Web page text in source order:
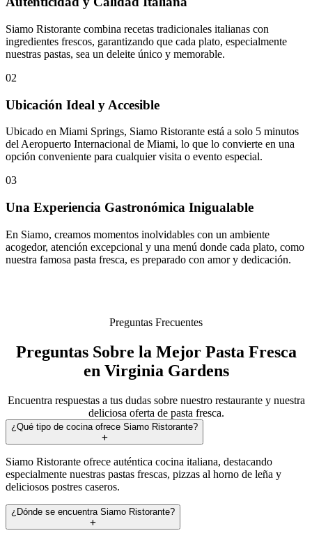
Siamo Ristorante combina recetas tradicionales italianas con
ingredientes frescos, garantizando que cada plato, especialmente
nuestras pastas, sea un deleite único y memorable.
02
Ubicación Ideal y Accesible
Ubicado en Miami Springs, Siamo Ristorante está a solo 5 minutos
del Aeropuerto Internacional de Miami, lo que lo convierte en una
opción conveniente para cualquier visita o evento especial.
03
Una Experiencia Gastronómica Inigualable
En Siamo, creamos momentos inolvidables con un ambiente
acogedor, atención excepcional y una menú donde cada plato, como
nuestra famosa pasta fresca, es preparado con amor y dedicación.
Preguntas Frecuentes
Preguntas Sobre la Mejor Pasta Fresca
en Virginia Gardens
Encuentra respuestas a tus dudas sobre nuestro restaurante y nuestra
deliciosa oferta de pasta fresca.
¿Qué tipo de cocina ofrece Siamo Ristorante?
Siamo Ristorante ofrece auténtica cocina italiana, destacando
especialmente nuestras pastas frescas, pizzas al horno de leña y
deliciosos postres caseros.
¿Dónde se encuentra Siamo Ristorante?